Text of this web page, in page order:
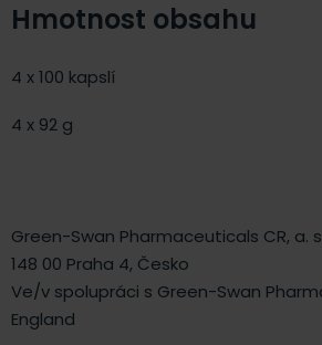
Hmotnost obsahu
4 x 100 kapslí
4 x 92 g
Green-Swan Pharmaceuticals CR, a.
148 00 Praha 4, Česko
Ve/v spolupráci s Green-Swan
England